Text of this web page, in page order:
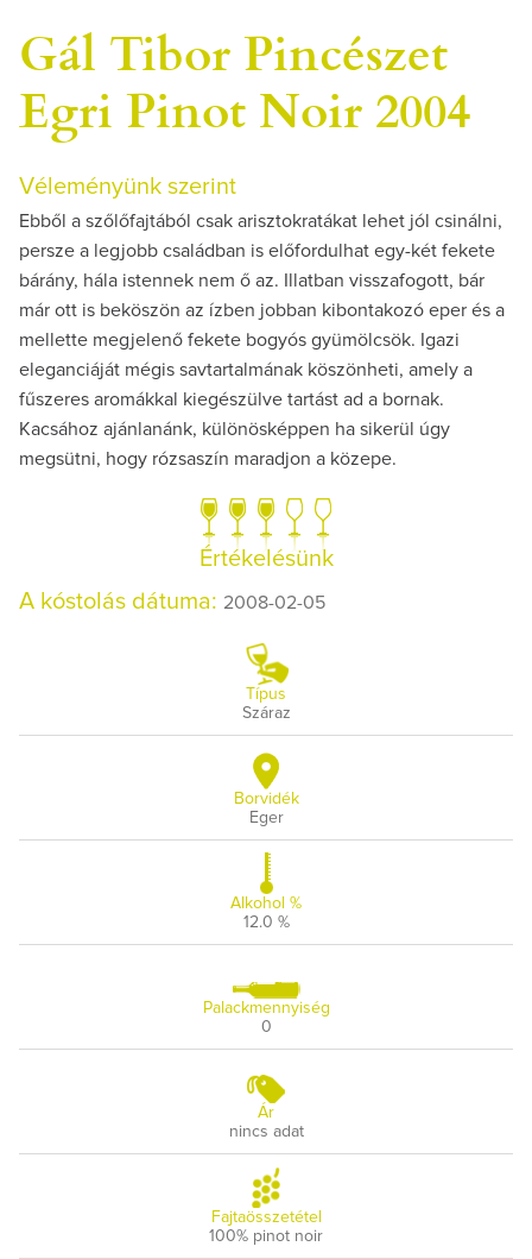
Gál Tibor Pincészet
Egri Pinot Noir 2004
Véleményünk szerint
Ebből a szőlőfajtából csak arisztokratákat lehet jól csinálni,
persze a legjobb családban is előfordulhat egy-két fekete
bárány, hála istennek nem ő az. Illatban visszafogott, bár
már ott is beköszön az ízben jobban kibontakozó eper és a
mellette megjelenő fekete bogyós gyümölcsök. Igazi
eleganciáját mégis savtartalmának köszönheti, amely a
fűszeres aromákkal kiegészülve tartást ad a bornak.
Kacsához ajánlanánk, különösképpen ha sikerül úgy
megsütni, hogy rózsaszín maradjon a közepe.
Értékelésünk
A kóstolás dátuma: 2008-02-05
Típus
Száraz
Borvidék
Eger
Alkohol %
12.0 %
Palackmennyiség
0
Ár
nincs adat
Fajtaösszetétel
100% pinot noir